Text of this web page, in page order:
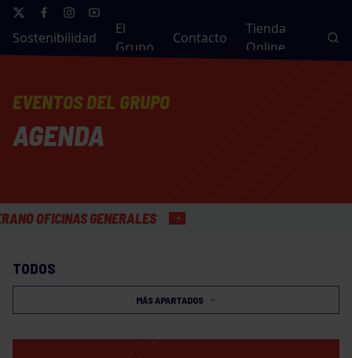
Sostenibilidad
El
Grupo
Contacto
Tienda
Online
EVENTOS DEL GRUPO
AGENDA
GENERALES
TODOS
MÁS APARTADOS